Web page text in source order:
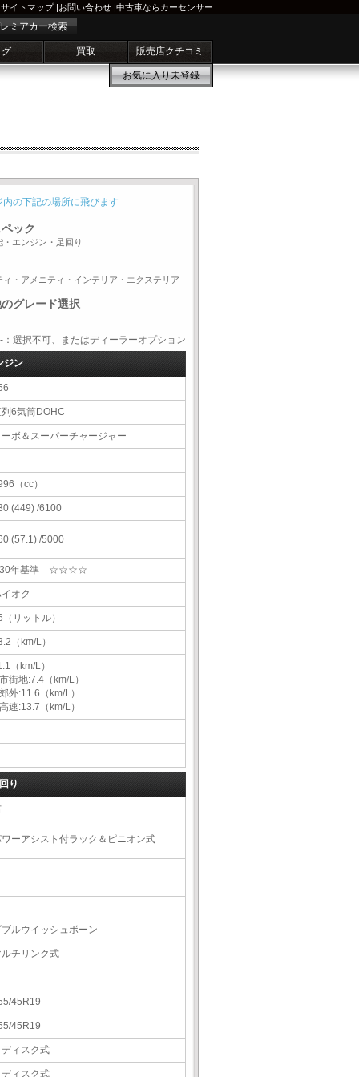
サイトマップ|お問い合わせ |中古車ならカーセンサー
ミアカー検索
買取 販売店クチコミ
お気に入り未登録
内の下記の場所に飛びます
ック
・エンジン・足回り
ィ・アメニティ・インテリア・エクステリア
グレード選択
択不可、またはディーラーオプション
ジン
6気筒DOHC
ボ＆スーパーチャージャー
（cc）
(449) /6100
(57.1) /5000
年基準 ☆☆☆☆
オク
（リットル）
（km/L）
（km/L）
街地:7.4（km/L）
外:11.6（km/L）
速:13.7（km/L）
り
ーアシスト付ラック＆ピニオン式
ルウイッシュボーン
チリンク式
45R19
45R19
ィスク式
ィスク式